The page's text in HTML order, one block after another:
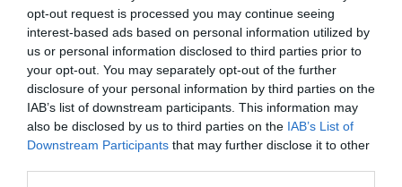
opt-out request is processed you may continue seeing
interest-based ads based on personal information utilized by
us or personal information disclosed to third parties prior to
your opt-out. You may separately opt-out of the further
disclosure of your personal information by third parties on the
IAB’s list of downstream participants. This information may
also be disclosed by us to third parties on the IAB’s List of
Downstream Participants that may further disclose it to other
életünkben. Úgy éreztem, amikor dumáltunk, mintha az
osztálykiránduláson ülnénk buszban, és dobálnánk a
csipszeszacskót egymásnak. Közben én meg azt érzem,
hogy a hétköznapi életemben meg nagyon más
problémákban, más helyzetekben találom magam.
Amivel szerintem nincsen gond. Ebből a szempontból én
ennyire nem voltam tudatos. Egyszerűen azt éreztem,
hogy megtaláltam az életem szerelmét, a férjemet,
szerettünk volna összeházasodni, vállaltunk egy